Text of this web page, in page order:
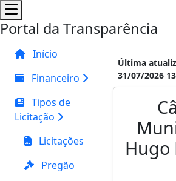
Portal da Transparência
Início
Financeiro
Tipos de
Licitação
Licitações
Pregão
Última
31/07/2026
Hugo